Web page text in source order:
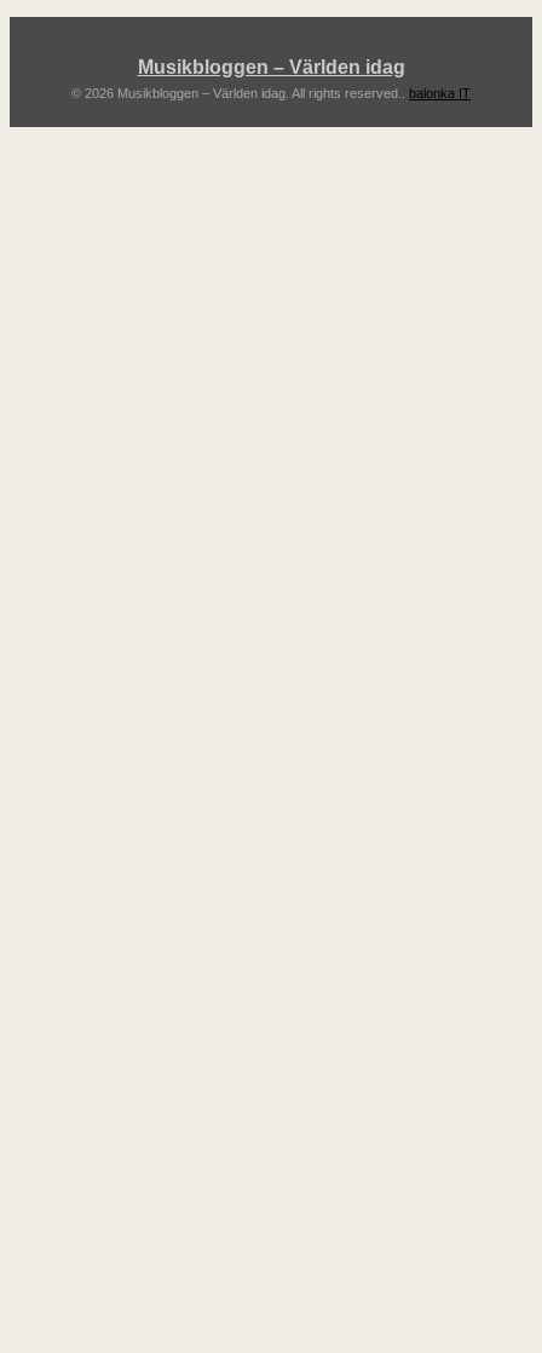
Musikbloggen – Världen idag
© 2026 Musikbloggen – Världen idag. All rights reserved.. balonka IT